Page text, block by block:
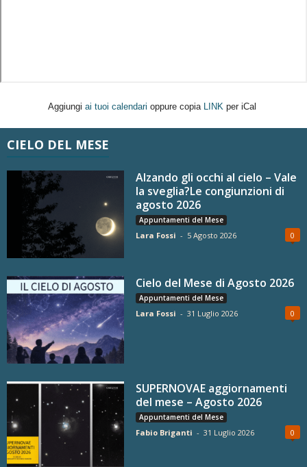
Aggiungi ai tuoi calendari oppure copia LINK per iCal
CIELO DEL MESE
Alzando gli occhi al cielo – Vale
la sveglia?Le congiunzioni di
agosto 2026
Appuntamenti del Mese
Lara Fossi - 5 Agosto 2026 0
Cielo del Mese di Agosto 2026
Appuntamenti del Mese
Lara Fossi - 31 Luglio 2026 0
SUPERNOVAE aggiornamenti
del mese – Agosto 2026
Appuntamenti del Mese
Fabio Briganti - 31 Luglio 2026 0